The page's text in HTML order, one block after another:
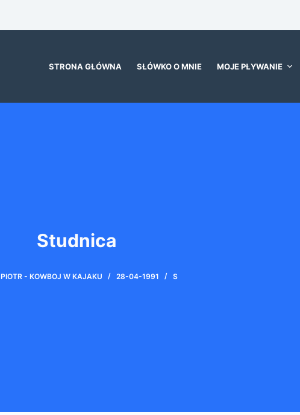
STRONA GŁÓWNA SŁÓWKO O MNIE MOJE PŁYWANIE
Studnica
PIOTR - KOWBOJ W KAJAKU 28-04-1991 S